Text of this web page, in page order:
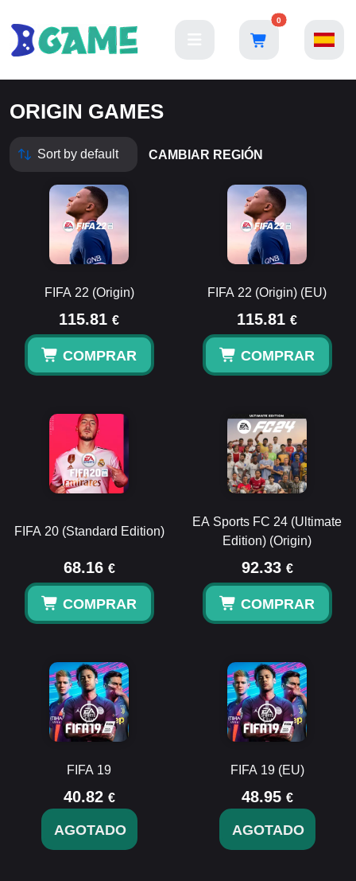
0
ORIGIN GAMES
CAMBIAR REGIÓN
FIFA 22 (Origin)
115.81 €
COMPRAR
FIFA 22 (Origin) (EU)
115.81 €
COMPRAR
FIFA 20 (Standard Edition)
68.16 €
COMPRAR
EA Sports FC 24 (Ultimate
Edition) (Origin)
92.33 €
COMPRAR
FIFA 19
40.82 €
AGOTADO
FIFA 19 (EU)
48.95 €
AGOTADO